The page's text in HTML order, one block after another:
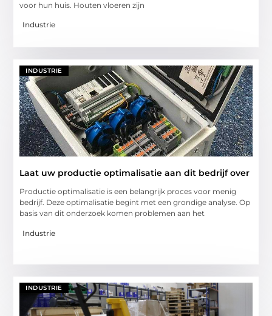
voor hun huis. Houten vloeren zijn
Industrie
INDUSTRIE
Laat uw productie optimalisatie aan dit bedrijf over
Productie optimalisatie is een belangrijk proces voor menig
bedrijf. Deze optimalisatie begint met een grondige analyse. Op
basis van dit onderzoek komen problemen aan het
Industrie
INDUSTRIE